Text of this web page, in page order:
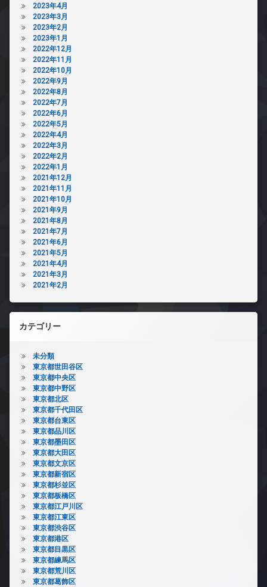
2023年4月
2023年3月
2023年2月
2023年1月
2022年12月
2022年11月
2022年10月
2022年9月
2022年8月
2022年7月
2022年6月
2022年5月
2022年4月
2022年3月
2022年2月
2022年1月
2021年12月
2021年11月
2021年10月
2021年9月
2021年8月
2021年7月
2021年6月
2021年5月
2021年4月
2021年3月
2021年2月
カテゴリー
未分類
東京都世田谷区
東京都中央区
東京都中野区
東京都北区
東京都千代田区
東京都台東区
東京都品川区
東京都墨田区
東京都大田区
東京都文京区
東京都新宿区
東京都杉並区
東京都板橋区
東京都江戸川区
東京都江東区
東京都渋谷区
東京都港区
東京都目黒区
東京都練馬区
東京都荒川区
東京都葛飾区